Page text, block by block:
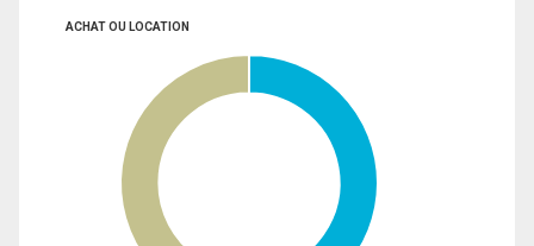
ACHAT OU LOCATION